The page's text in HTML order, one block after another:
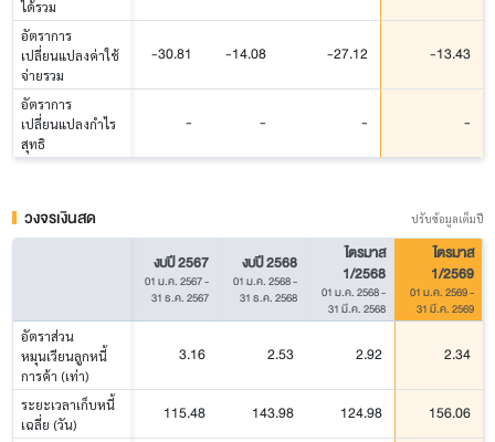
ได้รวม
อัตราการ
เปลี่ยนแปลงค่าใช้
จ่ายรวม
-30.81 -14.08 -27.12 -13.43
อัตราการ
เปลี่ยนแปลงกำไร
สุทธิ
- - - -
วงจรเงินสด ปรับข้อมูลเต็มปี
งบปี 2567
01 ม.ค. 2567-
31 ธ.ค. 2567
งบปี 2568
01 ม.ค. 2568-
31 ธ.ค. 2568
ไตรมาส
1/2568
01 ม.ค. 2568-
31 มี.ค. 2568
ไตรมาส
1/2569
01 ม.ค. 2569-
31 มี.ค. 2569
อัตราส่วน
หมุนเวียนลูกหนี้
การค้า (เท่า)
3.16 2.53 2.92 2.34
ระยะเวลาเก็บหนี้
เฉลี่ย (วัน)
115.48 143.98 124.98 156.06